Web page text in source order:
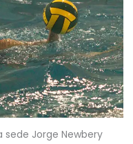
Jorge Newbery